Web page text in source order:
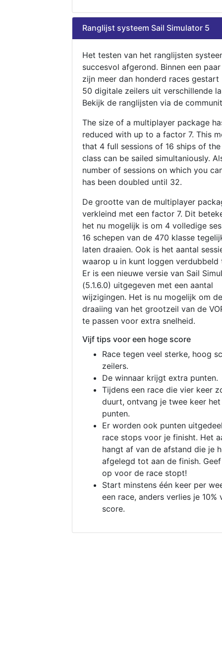
Ranglijst systeem Sail Simulator 5
Het testen van het ranglijsten
succesvol afgerond. Binnen een
zijn meer dan honderd races gestart
50 digitale zeilers uit verschillende
Bekijk de ranglijsten via de
The size of a multiplayer package
reduced with up to a factor 7. This
that 4 full sessions of 16 ships of
class can be sailed simultaniously.
number of sessions on which you
has been doubled until 32.
De grootte van de multiplayer
verkleind met een factor 7. Dit
het nu mogelijk is om 4 volledige
16 schepen van de 470 klasse
laten draaien. Ook is het aantal
waarop u in kunt loggen verdubbeld
Er is een nieuwe versie van Sail
(5.1.6.0) uitgegeven met een aantal
wijzigingen. Het is nu mogelijk om de
draaiing van het grootzeil van de
te passen voor extra snelheid.
Vijf tips voor een hoge score
Race tegen veel sterke, hoog
zeilers.
De winnaar krijgt extra punten.
Tijdens een race die vier keer
duurt, ontvang je twee keer
punten.
Er worden ook punten
race stops voor je finisht. Het
hangt af van de afstand die je
afgelegd tot aan de finish.
op voor de race stopt!
Start minstens één keer per
een race, anders verlies je 10%
score.